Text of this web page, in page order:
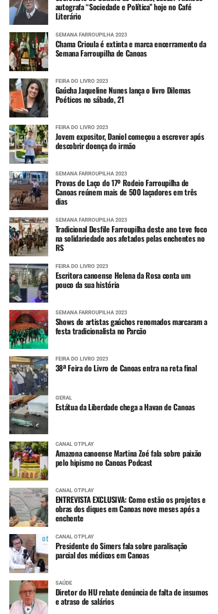
autografa “Sociedade e Política” hoje no Café
Literário
SEMANA FARROUPILHA 2023
Chama Crioula é extinta e marca encerramento da
Semana Farroupilha de Canoas
FEIRA DO LIVRO 2023
Gaúcha Jaqueline Nunes lança o livro Dilemas
Poéticos no sábado, 21
FEIRA DO LIVRO 2023
Jovem expositor, Daniel começou a escrever após
descobrir doença do irmão
SEMANA FARROUPILHA 2023
Provas de Laço do 17º Rodeio Farroupilha de
Canoas reúnem mais de 500 laçadores em três
dias
SEMANA FARROUPILHA 2023
Tradicional Desfile Farroupilha deste ano teve foco
na solidariedade aos afetados pelas enchentes no
RS
FEIRA DO LIVRO 2023
Escritora canoense Helena da Rosa conta um
pouco da sua história
SEMANA FARROUPILHA 2023
Shows de artistas gaúchos renomados marcaram a
festa tradicionalista no Parcão
FEIRA DO LIVRO 2023
38ª Feira do Livro de Canoas entra na reta final
GERAL
Estátua da Liberdade chega a Havan de Canoas
CANAL OTPLAY
Amazona canoense Martina Zoé fala sobre paixão
pelo hipismo no Canoas Podcast
CANAL OTPLAY
ENTREVISTA EXCLUSIVA: Como estão os projetos e
obras dos diques em Canoas nove meses após a
enchente
CANAL OTPLAY
Presidente do Simers fala sobre paralisação
parcial dos médicos em Canoas
SAÚDE
Diretor do HU rebate denúncia de falta de insumos
e atraso de salários